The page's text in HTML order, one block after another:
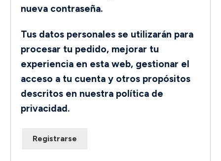
nueva contraseña.
Tus datos personales se utilizarán para
procesar tu pedido, mejorar tu
experiencia en esta web, gestionar el
acceso a tu cuenta y otros propósitos
descritos en nuestra política de
privacidad.
Registrarse